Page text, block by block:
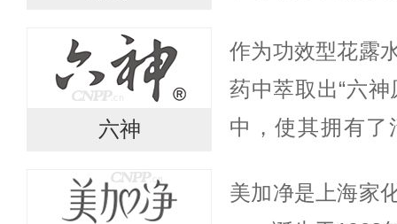
未来，中国男士
科技...
六神
作为功效型花露
药中萃取出“六
中，使其拥有了
市场欢迎。迄今
美加净是上海家